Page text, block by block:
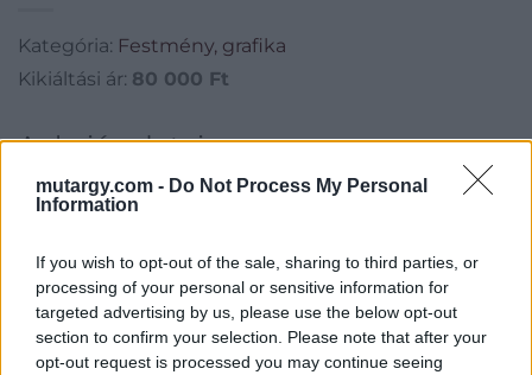
mutargy.com - Do Not Process My Personal
Information
If you wish to opt-out of the sale, sharing to third parties, or
processing of your personal or sensitive information for
targeted advertising by us, please use the below opt-out
section to confirm your selection. Please note that after your
opt-out request is processed you may continue seeing
Kategória: Festmény, grafika
Kikiáltási ár: 80 000 Ft
Aukció adatai
Aukció neve:28. aukció / műtárgy
Aukció ideje: 18:00
Aukció helye: Budapest, Biksady Galéria
Tételszám: 371